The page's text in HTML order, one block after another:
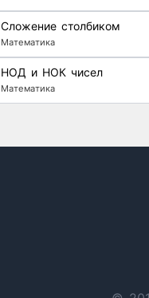
Сложение столбиком
Математика
НОД и НОК чисел
Математика